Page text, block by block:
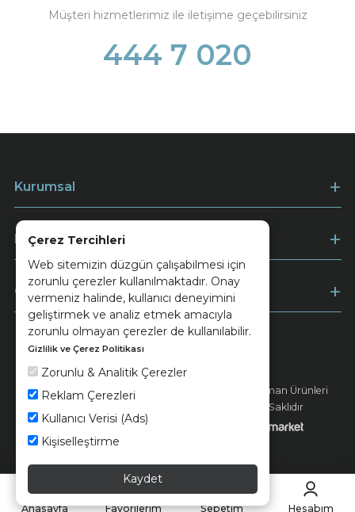
Çerez Tercihleri
Web sitemizin düzgün çalışabilmesi için
zorunlu çerezler kullanılmaktadır. Onay
vermeniz halinde, kullanıcı deneyimini
geliştirmek ve analiz etmek amacıyla
zorunlu olmayan çerezler de kullanılabilir.
Gizlilik ve Çerez Politikası
Zorunlu & Analitik Çerezler
Reklam Çerezleri
Kullanıcı Verisi (Ads)
Kişiselleştirme
Kaydet
Müşteri hizmetlerimiz ile iletişime geçebilirsiniz
444 7 020
Kurumsal
Müşteri Hizmetleri
Ödeme
© 2026 Ünsa Madencilik Turizm Enerji Seramik Orman Ürünleri
Elektrik Üretim San. ve Tic. A.Ş. - Tüm Hakları Saklıdır
Anasayfa Favorilerim Sepetim Hesabım